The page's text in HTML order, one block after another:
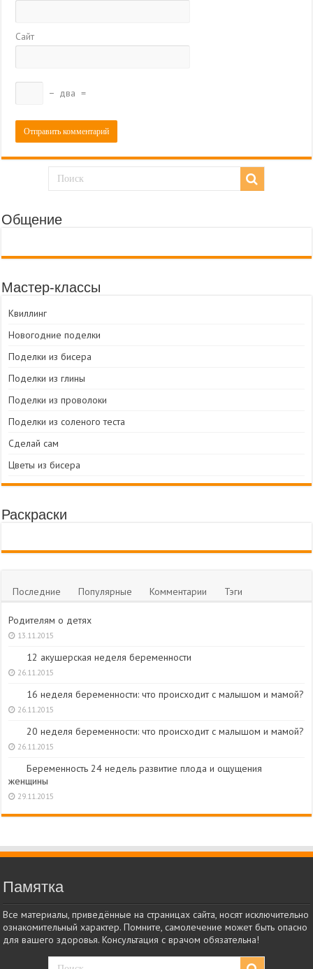
Сайт
− два =
Общение
Мастер-классы
Квиллинг
Новогодние поделки
Поделки из бисера
Поделки из глины
Поделки из проволоки
Поделки из соленого теста
Сделай сам
Цветы из бисера
Раскраски
Последние Популярные Комментарии Тэги
Родителям о детях
13.11.2015
12 акушерская неделя беременности
26.11.2015
16 неделя беременности: что происходит с малышом и мамой?
26.11.2015
20 неделя беременности: что происходит с малышом и мамой?
26.11.2015
Беременность 24 недель развитие плода и ощущения
женщины
29.11.2015
Памятка
Все материалы, приведённые на страницах сайта, носят исключительно
ознакомительный характер. Помните, самолечение может быть опасно
для вашего здоровья. Консультация с врачом обязательна!